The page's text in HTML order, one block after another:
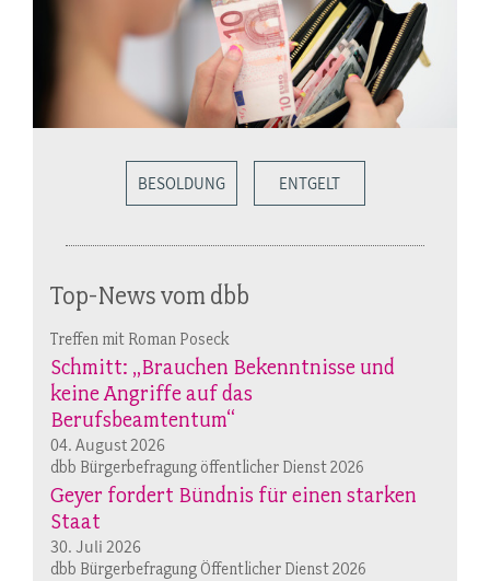
BESOLDUNG ENTGELT
Top-News vom dbb
Treffen mit Roman Poseck
Schmitt: „Brauchen Bekenntnisse und
keine Angriffe auf das
Berufsbeamtentum“
04. August 2026
dbb Bürgerbefragung öffentlicher Dienst 2026
Geyer fordert Bündnis für einen starken
Staat
30. Juli 2026
dbb Bürgerbefragung Öffentlicher Dienst 2026